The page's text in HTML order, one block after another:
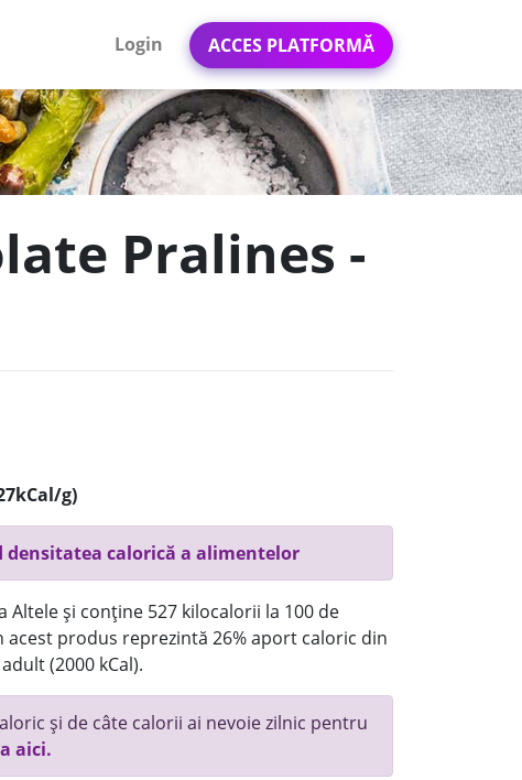
Login ACCES PLATFORMĂ
Pralines -
g)
densitatea calorică a alimentelor
și conține 527 kilocalorii la 100 de
acest produs reprezintă 26% aport caloric din
(2000 kCal).
și de câte calorii ai nevoie zilnic pentru
aici.